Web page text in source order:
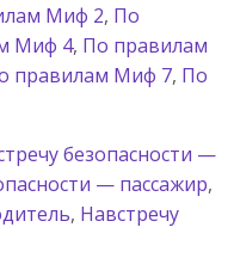
Миф 2, По
Миф 4, По правилам
правилам Миф 7, По
безопасности —
— пассажир,
, Навстречу